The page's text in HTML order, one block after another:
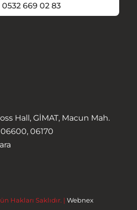
0532 669 02 83
Hall, GİMAT, Macun Mah.
06600, 06170
Hakları Saklıdır. | Webnex